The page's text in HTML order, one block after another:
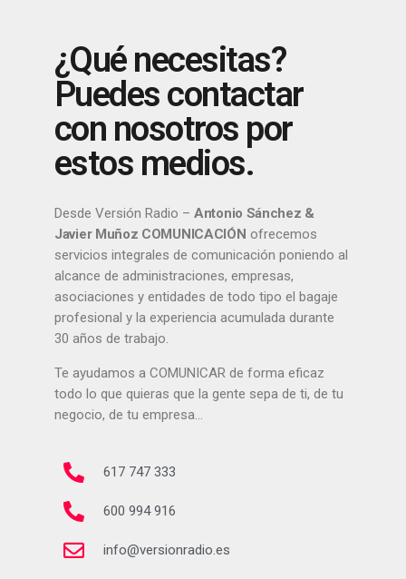
¿Qué necesitas?
Puedes contactar
con nosotros por
estos medios.
Desde Versión Radio – Antonio Sánchez &
Javier Muñoz COMUNICACIÓN ofrecemos
servicios integrales de comunicación poniendo al
alcance de administraciones, empresas,
asociaciones y entidades de todo tipo el bagaje
profesional y la experiencia acumulada durante
30 años de trabajo.
Te ayudamos a COMUNICAR de forma eficaz
todo lo que quieras que la gente sepa de ti, de tu
negocio, de tu empresa…
617 747 333
600 994 916
info@versionradio.es